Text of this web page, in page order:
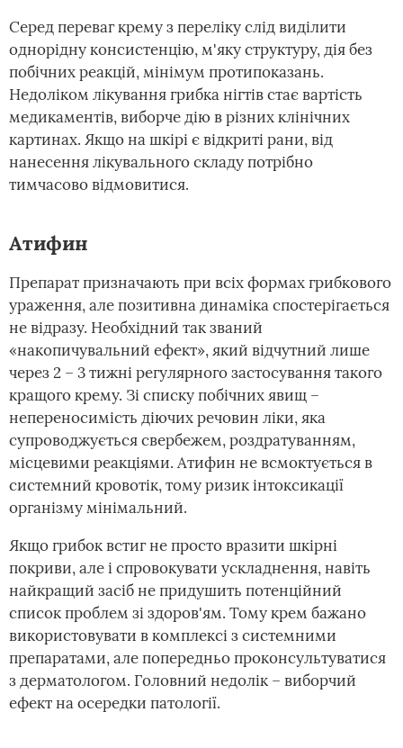
Серед переваг крему з переліку слід виділити
однорідну консистенцію, м'яку структуру, дія без
побічних реакцій, мінімум протипоказань.
Недоліком лікування грибка нігтів стає вартість
медикаментів, виборче дію в різних клінічних
картинах. Якщо на шкірі є відкриті рани, від
нанесення лікувального складу потрібно
тимчасово відмовитися.
Атифин
Препарат призначають при всіх формах грибкового
ураження, але позитивна динаміка спостерігається
не відразу. Необхідний так званий
«накопичувальний ефект», який відчутний лише
через 2 – 3 тижні регулярного застосування такого
кращого крему. Зі списку побічних явищ –
непереносимість діючих речовин ліки, яка
супроводжується свербежем, роздратуванням,
місцевими реакціями. Атифин не всмоктується в
системний кровотік, тому ризик інтоксикації
організму мінімальний.
Якщо грибок встиг не просто вразити шкірні
покриви, але і спровокувати ускладнення, навіть
найкращий засіб не придушить потенційний
список проблем зі здоров'ям. Тому крем бажано
використовувати в комплексі з системними
препаратами, але попередньо проконсультуватися
з дерматологом. Головний недолік – виборчий
ефект на осередки патології.